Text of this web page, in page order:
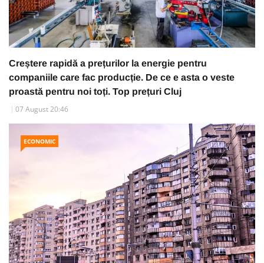
Creștere rapidă a prețurilor la energie pentru
companiile care fac producție. De ce e asta o veste
proastă pentru noi toți. Top prețuri Cluj
07 August 20:46
ECONOMIC